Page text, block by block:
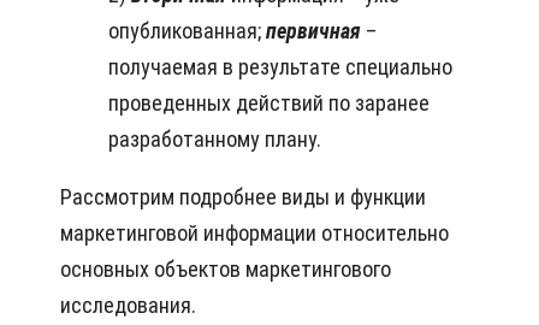
опубликованная;первичная –
получаемая в результате специально
проведенных действий по заранее
разработанному плану.
Рассмотрим подробнее виды и функции
маркетинговой информации относительно
основных объектов маркетингового
исследования.